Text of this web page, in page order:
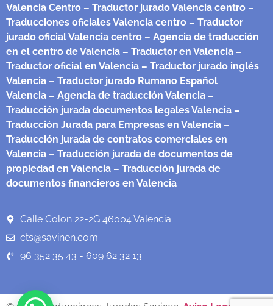
Valencia Centro – Traductor jurado Valencia centro –
Traducciones oficiales Valencia centro – Traductor
jurado oficial Valencia centro – Agencia de traducción
en el centro de Valencia – Traductor en Valencia –
Traductor oficial en Valencia – Traductor jurado inglés
Valencia – Traductor jurado Rumano Español
Valencia – Agencia de traducción Valencia –
Traducción jurada documentos legales Valencia –
Traducción Jurada para Empresas en Valencia –
Traducción jurada de contratos comerciales en
Valencia – Traducción jurada de documentos de
propiedad en Valencia – Traducción jurada de
documentos financieros en Valencia
Calle Colon 22-2G 46004 Valencia
cts@savinen.com
96 352 35 43 - 609 62 32 13